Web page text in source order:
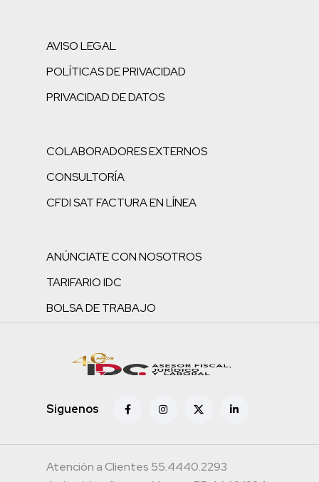
AVISO LEGAL
POLÍTICAS DE PRIVACIDAD
PRIVACIDAD DE DATOS
COLABORADORES EXTERNOS
CONSULTORÍA
CFDI SAT FACTURA EN LÍNEA
ANÚNCIATE CON NOSOTROS
TARIFARIO IDC
BOLSA DE TRABAJO
Siguenos
Atención a Clientes 55.4440.2293